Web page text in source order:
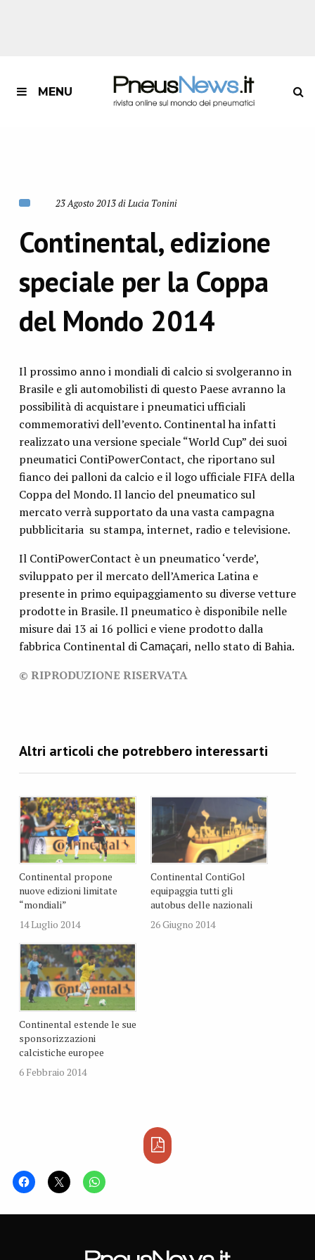
MENU
23 Agosto 2013 di Lucia Tonini
Continental, edizione
speciale per la Coppa
del Mondo 2014
Il prossimo anno i mondiali di calcio si svolgeranno in
Brasile e gli automobilisti di questo Paese avranno la
possibilità di acquistare i pneumatici ufficiali
commemorativi dell’evento. Continental ha infatti
realizzato una versione speciale “World Cup” dei suoi
pneumatici ContiPowerContact, che riportano sul
fianco dei palloni da calcio e il logo ufficiale FIFA della
Coppa del Mondo. Il lancio del pneumatico sul
mercato verrà supportato da una vasta campagna
pubblicitaria su stampa, internet, radio e televisione.
Il ContiPowerContact è un pneumatico ‘verde’,
sviluppato per il mercato dell’America Latina e
presente in primo equipaggiamento su diverse vetture
prodotte in Brasile. Il pneumatico è disponibile nelle
misure dai 13 ai 16 pollici e viene prodotto dalla
fabbrica Continental di Camaçari, nello stato di Bahia.
© RIPRODUZIONE RISERVATA
Continental propone
nuove edizioni limitate
“mondiali”
14 Luglio 2014
Continental ContiGol
equipaggia tutti gli
autobus delle nazionali
26 Giugno 2014
Continental estende le sue
sponsorizzazioni
calcistiche europee
6 Febbraio 2014